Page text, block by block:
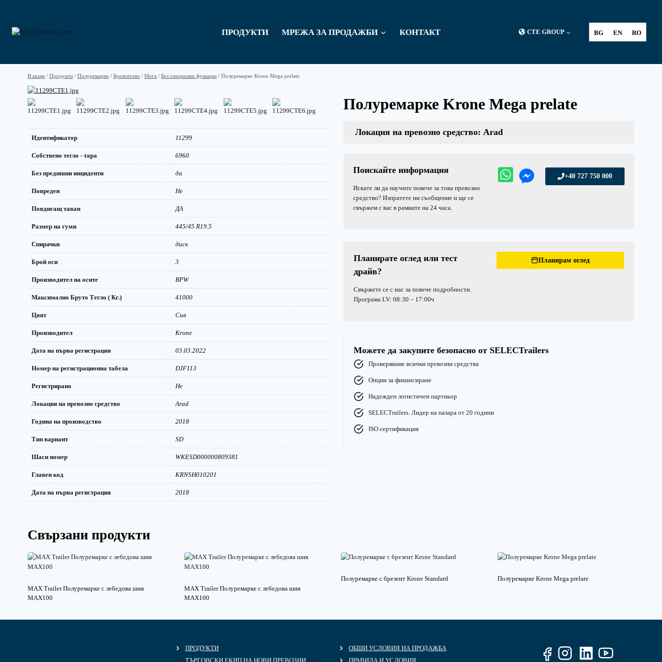
ПРОДУКТИ МРЕЖА ЗА ПРОДАЖБИ КОНТАКТ CTE GROUP BG EN RO
В къщи / Продукти / Полуремарке / Брезентово / Мега / Без специални функции / Полуремарке Krone Mega prelate
Полуремарке Krone Mega prelate
Локация на превозно средство: Arad
Поискайте информация
Искате ли да научите повече за това превозно
средство? Изпратете ни съобщение и ще се
свържем с вас в рамките на 24 часа.
+40 727 750 000
Планирате оглед или тест
драйв?
Свържете се с нас за повече подробности.
Програма LV: 08:30 – 17:00ч
Планирам оглед
Можете да закупите безопасно от SELECTrailers
Проверяваме всички превозни средства
Опции за финансиране
Надежден логистичен партньор
SELECTrailers. Лидер на пазара от 20 години
ISO сертификация
Идентификатор 11299
Собствено тегло - тара 6960
Без предишни инциденти да
Повреден Не
Повдигащ таван ДА
Размер на гуми 445/45 R19.5
Спирачки диск
Брой оси 3
Производител на осите BPW
Максимално Бруто Тегло ( Кг.) 41000
Цвят Сив
Производител Krone
Дата на първа регистрация 03.03.2022
Номер на регистрационна табела DJF113
Регистрирано Не
Локация на превозно средство Arad
Година на производство 2018
Тип вариант SD
Шаси номер WKESD000000809381
Главен код KRNSH010201
Дата на първа регистрация 2018
Свързани продукти
MAX Trailer Полуремарке с лебедова шия
MAX100
MAX Trailer Полуремарке с лебедова шия
MAX100
Полуремарке с брезент Krone Standard Полуремарке Krone Mega prelate
ПРОДУКТИ
ТЪРГОВСКИ ЕКИП НА НОВИ ПРЕВОЗНИ
ОБЩИ УСЛОВИЯ НА ПРОДАЖБА
ПРАВИЛА И УСЛОВИЯ